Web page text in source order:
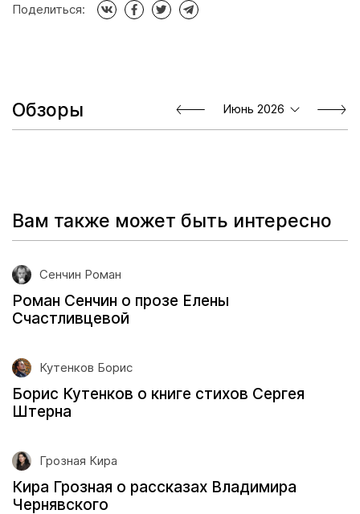
Поделиться:
Обзоры Июнь 2026
Вам также может быть интересно
Сенчин Роман
Роман Сенчин о прозе Елены
Счастливцевой
Кутенков Борис
Борис Кутенков о книге стихов Сергея
Штерна
Грозная Кира
Кира Грозная о рассказах Владимира
Чернявского